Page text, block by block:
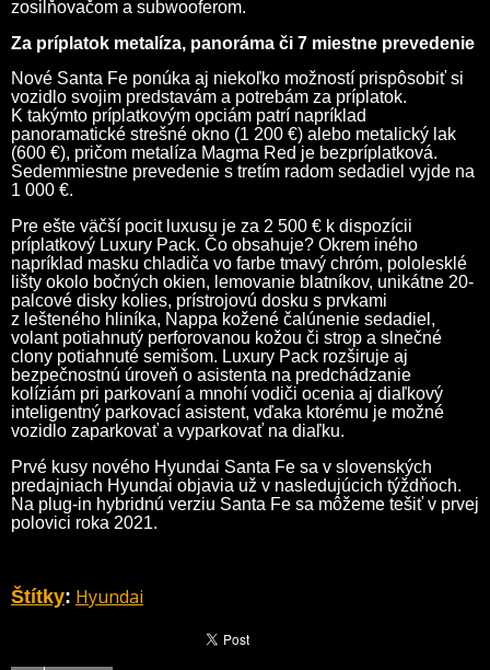
zosilňovačom a subwooferom.
Za príplatok metalíza, panoráma či 7 miestne prevedenie
Nové Santa Fe ponúka aj niekoľko možností prispôsobiť si
vozidlo svojim predstavám a potrebám za príplatok.
K takýmto príplatkovým opciám patrí napríklad
panoramatické strešné okno (1 200 €) alebo metalický lak
(600 €), pričom metalíza Magma Red je bezpríplatková.
Sedemmiestne prevedenie s tretím radom sedadiel vyjde na
1 000 €.
Pre ešte väčší pocit luxusu je za 2 500 € k dispozícii
príplatkový Luxury Pack. Čo obsahuje? Okrem iného
napríklad masku chladiča vo farbe tmavý chróm, pololesklé
lišty okolo bočných okien, lemovanie blatníkov, unikátne 20-
palcové disky kolies, prístrojovú dosku s prvkami
z lešteného hliníka, Nappa kožené čalúnenie sedadiel,
volant potiahnutý perforovanou kožou či strop a slnečné
clony potiahnuté semišom. Luxury Pack rozširuje aj
bezpečnostnú úroveň o asistenta na predchádzanie
kolíziám pri parkovaní a mnohí vodiči ocenia aj diaľkový
inteligentný parkovací asistent, vďaka ktorému je možné
vozidlo zaparkovať a vyparkovať na diaľku.
Prvé kusy nového Hyundai Santa Fe sa v slovenských
predajniach Hyundai objavia už v nasledujúcich týždňoch.
Na plug-in hybridnú verziu Santa Fe sa môžeme tešiť v prvej
polovici roka 2021.
Štítky: Hyundai